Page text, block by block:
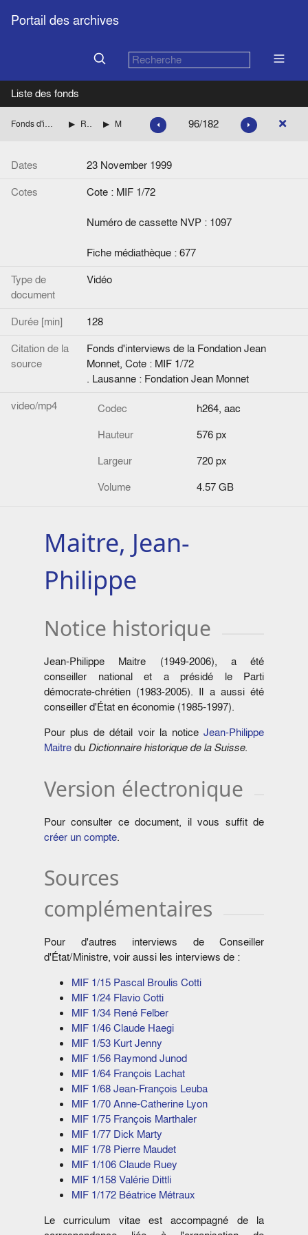
Portail des archives
Liste des fonds
Fonds d'interviews de la Fondation Jean Monnet Relations Suisse-Europe Maitre, Jean-Philippe 96/182
Dates
23 November 1999
Cotes
Cote : MIF 1/72
Numéro de cassette NVP : 1097
Fiche médiathèque : 677
Type de
document
Vidéo
Durée [min]
128
Citation de la
source
Fonds d'interviews de la Fondation Jean
Monnet, Cote : MIF 1/72
. Lausanne : Fondation Jean Monnet
video/mp4
Codec
h264, aac
Hauteur
576 px
Largeur
720 px
Volume
4.57 GB
Maitre, Jean-
Philippe
Notice historique
Jean-Philippe Maitre (1949-2006), a été
conseiller national et a présidé le Parti
démocrate-chrétien (1983-2005). Il a aussi été
conseiller d'État en économie (1985-1997).
Pour plus de détail voir la notice Jean-Philippe
Maitredu Dictionnaire historique de la Suisse.
Version électronique
Pour consulter ce document, il vous suffit de
créer un compte.
Sources
complémentaires
Pour d'autres interviews de Conseiller
d'État/Ministre, voir aussi les interviews de :
MIF 1/15 Pascal Broulis Cotti
MIF 1/24 Flavio Cotti
MIF 1/34 René Felber
MIF 1/46 Claude Haegi
MIF 1/53 Kurt Jenny
MIF 1/56 Raymond Junod
MIF 1/64 François Lachat
MIF 1/68 Jean-François Leuba
MIF 1/70 Anne-Catherine Lyon
MIF 1/75 François Marthaler
MIF 1/77 Dick Marty
MIF 1/78 Pierre Maudet
MIF 1/106 Claude Ruey
MIF 1/158 Valérie Dittli
MIF 1/172 Béatrice Métraux
Le curriculum vitae est accompagné de la